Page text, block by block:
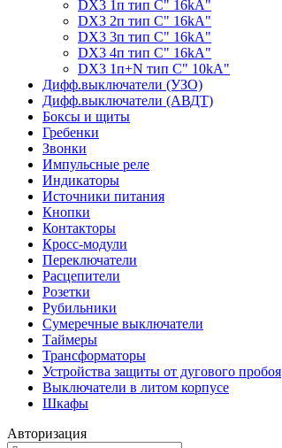
DX3 1п тип C" 16kA"
DX3 2п тип C" 16kA"
DX3 3п тип C" 16kA"
DX3 4п тип C" 16kA"
DX3 1п+N тип C" 10kA"
Дифф.выключатели (УЗО)
Дифф.выключатели (АВДТ)
Боксы и щиты
Гребенки
Звонки
Импульсные реле
Индикаторы
Источники питания
Кнопки
Контакторы
Кросс-модули
Переключатели
Расцепители
Розетки
Рубильники
Сумеречные выключатели
Таймеры
Трансформаторы
Устройства защиты от дугового пробоя
Выключатели в литом корпусе
Шкафы
Авторизация